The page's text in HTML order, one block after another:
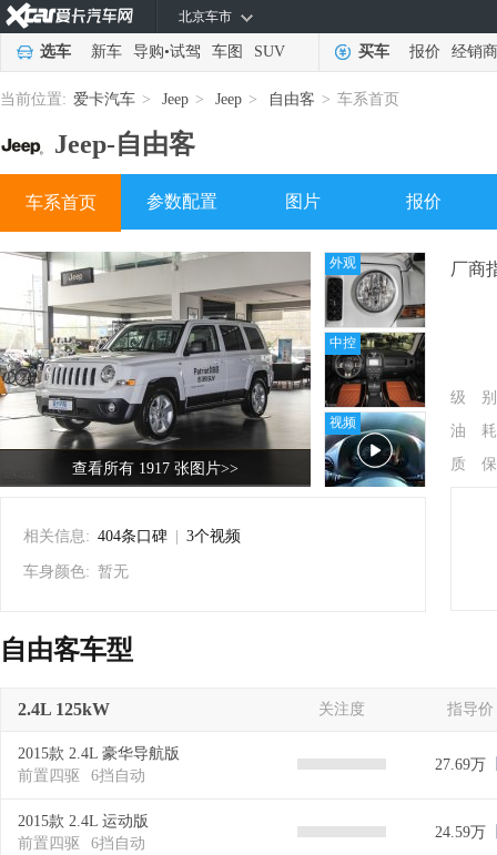
北京车市
选车 新车 导购•试驾 车图 SUV 买车 报价 经销商
当前位置: 爱卡汽车 > Jeep > Jeep > 自由客 > 车系首页
Jeep-自由客
车系首页 参数配置 图片 报价
查看所有 1917 张图片>>
外观
中控
视频
相关信息: 404条口碑 3个视频
车身颜色: 暂无
厂商
级 别
油 耗
质 保
自由客车型
2.4L 125kW 关注度 指导价
2015款 2.4L 豪华导航版
前置四驱
6挡自动
27.69万
2015款 2.4L 运动版
前置四驱
6挡自动
24.59万